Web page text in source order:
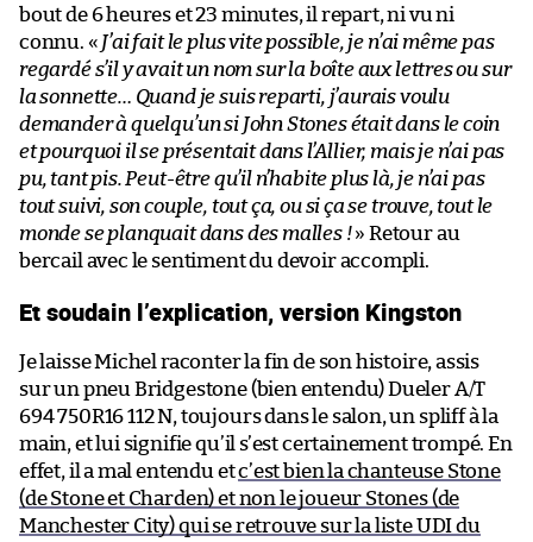
bout de 6 heures et 23 minutes, il repart, ni vu ni
connu. « J’ai fait le plus vite possible, je n’ai même pas
regardé s’il y avait un nom sur la boîte aux lettres ou sur
la sonnette… Quand je suis reparti, j’aurais voulu
demander à quelqu’un si John Stones était dans le coin
et pourquoi il se présentait dans l’Allier, mais je n’ai pas
pu, tant pis. Peut-être qu’il n’habite plus là, je n’ai pas
tout suivi, son couple, tout ça, ou si ça se trouve, tout le
monde se planquait dans des malles !» Retour au
bercail avec le sentiment du devoir accompli.
Et soudain l’explication, version Kingston
Je laisse Michel raconter la fin de son histoire, assis
sur un pneu Bridgestone (bien entendu) Dueler A/T
694 750R16 112 N, toujours dans le salon, un spliff à la
main, et lui signifie qu’il s’est certainement trompé. En
effet, il a mal entendu etc’est bien la chanteuse Stone
(de Stone et Charden) et non le joueur Stones (de
Manchester City) qui se retrouve sur la liste UDI du